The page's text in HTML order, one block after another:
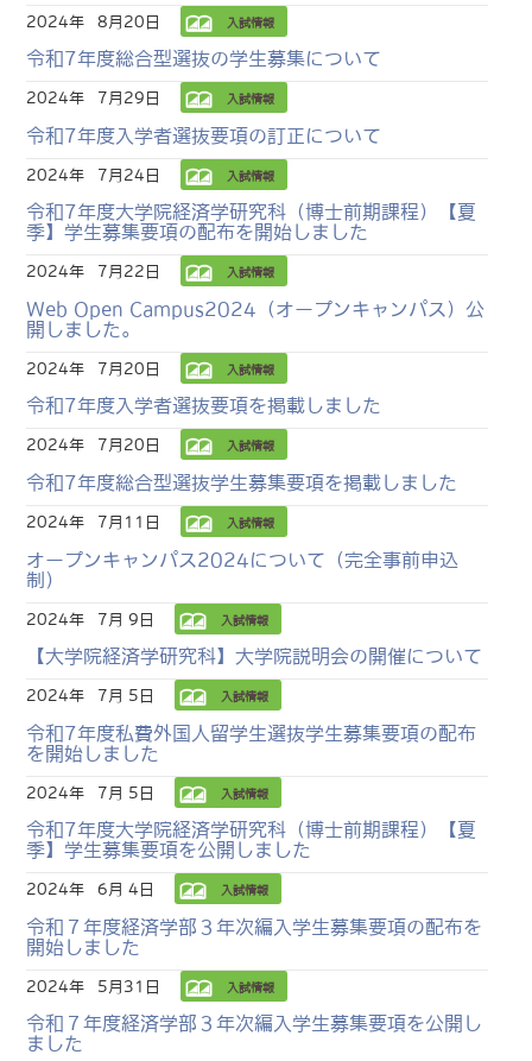
2024年 8月20日 入試情報
令和7年度総合型選抜の学生募集について
2024年 7月29日 入試情報
令和7年度入学者選抜要項の訂正について
2024年 7月24日 入試情報
令和7年度大学院経済学研究科（博士前期課程）【夏
季】学生募集要項の配布を開始しました
2024年 7月22日 入試情報
Web Open Campus2024（オープンキャンパス）公
開しました。
2024年 7月20日 入試情報
令和7年度入学者選抜要項を掲載しました
2024年 7月20日 入試情報
令和7年度総合型選抜学生募集要項を掲載しました
2024年 7月11日 入試情報
オープンキャンパス2024について（完全事前申込
制）
2024年 7月 9日 入試情報
【大学院経済学研究科】大学院説明会の開催について
2024年 7月 5日 入試情報
令和7年度私費外国人留学生選抜学生募集要項の配布
を開始しました
2024年 7月 5日 入試情報
令和7年度大学院経済学研究科（博士前期課程）【夏
季】学生募集要項を公開しました
2024年 6月 4日 入試情報
令和７年度経済学部３年次編入学生募集要項の配布を
開始しました
2024年 5月31日 入試情報
令和７年度経済学部３年次編入学生募集要項を公開し
ました